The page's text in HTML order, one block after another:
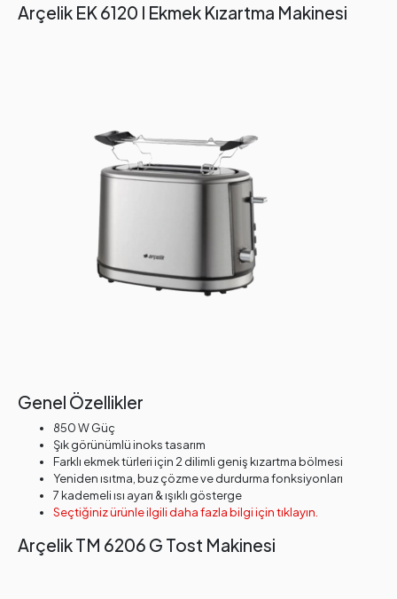
Arçelik EK 6120 I Ekmek Kızartma Makinesi
Genel Özellikler
850 W Güç
Şık görünümlü inoks tasarım
Farklı ekmek türleri için 2 dilimli geniş kızartma bölmesi
Yeniden ısıtma, buz çözme ve durdurma fonksiyonları
7 kademeli ısı ayarı & ışıklı gösterge
Seçtiğiniz ürünle ilgili daha fazla bilgi için tıklayın.
Arçelik TM 6206 G Tost Makinesi